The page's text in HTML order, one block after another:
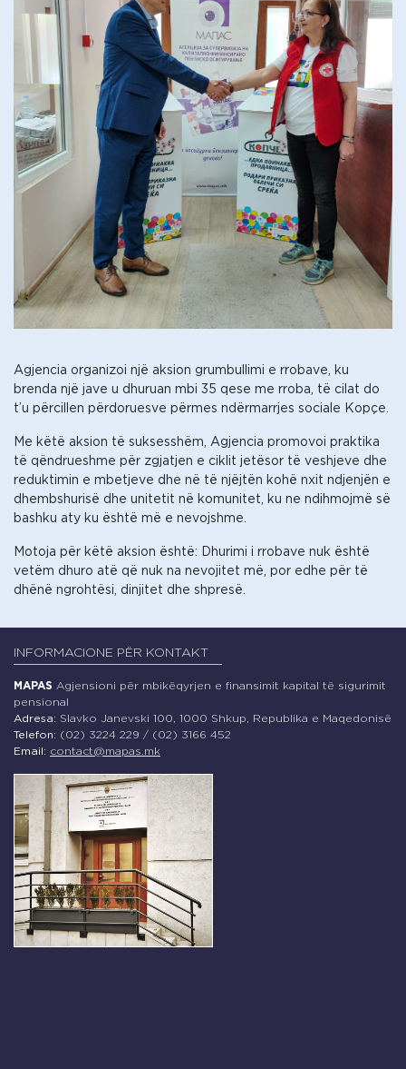
Agjencia organizoi një aksion grumbullimi e rrobave, ku
brenda një jave u dhuruan mbi 35 qese me rroba, të cilat do
t’u përcillen përdoruesve përmes ndërmarrjes sociale Kopçe.
Me këtë aksion të suksesshëm, Agjencia promovoi praktika
të qëndrueshme për zgjatjen e ciklit jetësor të veshjeve dhe
reduktimin e mbetjeve dhe në të njëjtën kohë nxit ndjenjën e
dhembshurisë dhe unitetit në komunitet, ku ne ndihmojmë së
bashku aty ku është më e nevojshme.
Motoja për këtë aksion është: Dhurimi i rrobave nuk është
vetëm dhuro atë që nuk na nevojitet më, por edhe për të
dhënë ngrohtësi, dinjitet dhe shpresë.
INFORMACIONE PËR KONTAKT
MAPAS Agjensioni për mbikëqyrjen e finansimit kapital të sigurimit
pensional
Adresa: Slavko Janevski 100, 1000 Shkup, Republika e Maqedonisë
Telefon: (02) 3224 229 / (02) 3166 452
Email: contact@mapas.mk